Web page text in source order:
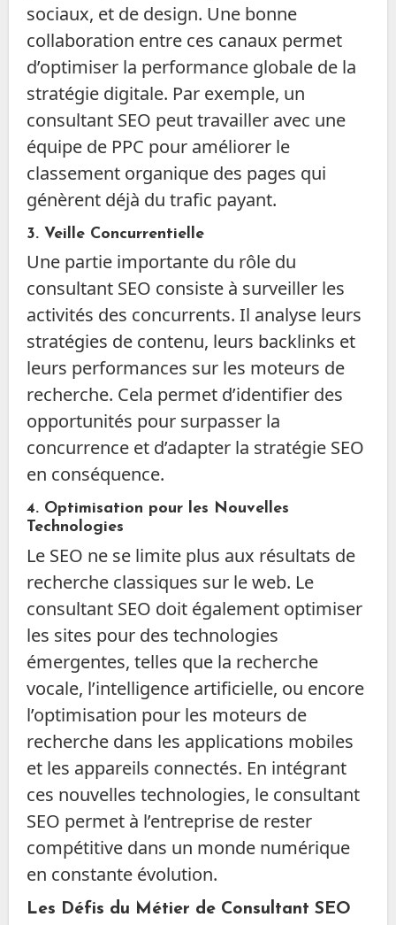
sociaux, et de design. Une bonne
collaboration entre ces canaux permet
d’optimiser la performance globale de la
stratégie digitale. Par exemple, un
consultant SEO peut travailler avec une
équipe de PPC pour améliorer le
classement organique des pages qui
génèrent déjà du trafic payant.
3. Veille Concurrentielle
Une partie importante du rôle du
consultant SEO consiste à surveiller les
activités des concurrents. Il analyse leurs
stratégies de contenu, leurs backlinks et
leurs performances sur les moteurs de
recherche. Cela permet d’identifier des
opportunités pour surpasser la
concurrence et d’adapter la stratégie SEO
en conséquence.
4. Optimisation pour les Nouvelles
Technologies
Le SEO ne se limite plus aux résultats de
recherche classiques sur le web. Le
consultant SEO doit également optimiser
les sites pour des technologies
émergentes, telles que la recherche
vocale, l’intelligence artificielle, ou encore
l’optimisation pour les moteurs de
recherche dans les applications mobiles
et les appareils connectés. En intégrant
ces nouvelles technologies, le consultant
SEO permet à l’entreprise de rester
compétitive dans un monde numérique
en constante évolution.
Les Défis du Métier de Consultant SEO